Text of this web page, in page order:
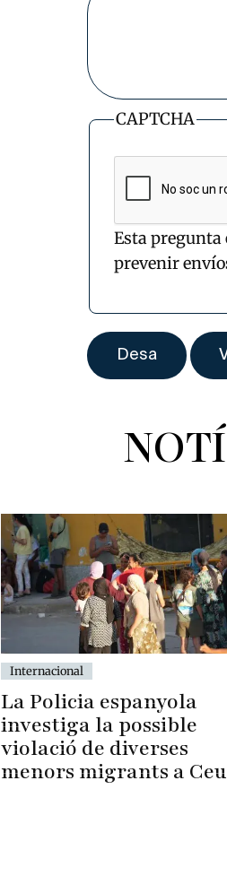
CAPTCHA
Esta pregunta
prevenir
Internacional
La Policia espanyola
investiga la possible
violació de diverses
menors migrants a